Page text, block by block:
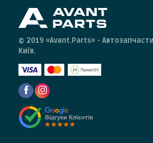
© 2019 «Avant.Parts» -
Київ.